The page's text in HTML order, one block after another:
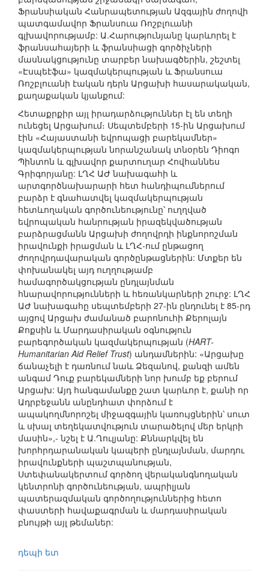
Ֆրանսիական Հանրապետության Ազգային ժողովի
պատգամավոր Ֆրանսուա Ռոշբլուանի
գլխավորությամբ: Ա.Հարությունյանը կարևորել է
ֆրանսահայերի և ֆրանսիացի գործիչների
մասնակցությունը տարբեր նախագծերին, շեշտել
«Էսպեէֆա» կազմակերպության և Ֆրանսուա
Ռոշբլուանի էական դերն Արցախի հասարակական,
քաղաքական կյանքում:
Հետաքրքիր այլ իրադարձություններ էլ են տեղի
ունեցել Արցախում։ Սեպտեմբերի 15-ին Արցախում
էին «Հայաստանի եվրոպացի բարեկամներ»
կազմակերպության նորանշանակ տնօրեն Դիոգո
Պինտոն և գլխավոր քարտուղար Հովհաննես
Գրիգորյանը: ԼՂՀ ԱԺ նախագահի և
արտգործնախարարի հետ հանդիպումներում
բարձր է գնահատվել կազմակերպության
հետևողական գործունեությունը՝ ուղղված
եվրոպական հանրության իրազեկվածության
բարձրացմանն Արցախի ժողովրդի ինքնորոշման
իրավունքի իրացման և ԼՂՀ-ում ընթացող
ժողովրդավարական գործընթացներին: Մտքեր են
փոխանակել այդ ուղղությամբ
համագործակցության ընդլայնման
հնարավորությունների և հեռանկարների շուրջ: ԼՂՀ
ԱԺ նախագահը սեպտեմբերի 27-ին ընդունել է 85-րդ
այցով Արցախ ժամանած բարոնուհի Քերոլայն
Քոքսին և Մարդասիրական օգնություն
բարեգործական կազմակերպության (HART-
Humanitarian Aid Relief Trust) անդամներին: «Արցախը
ճանաչելի է դառնում նաև Ձեզանով, քանզի ամեն
անգամ Դուք բարեկամների նոր խումբ եք բերում
Արցախ: Այդ հանգամանքը շատ կարևոր է, քանի որ
Ադրբեջանն անընդհատ փորձում է
ապակողմնորոշել միջազգային կառույցներին՝ սուտ
և սխալ տեղեկատվություն տարածելով մեր երկրի
մասին»,- նշել է Ա.Ղուլյանը: Քննարկվել են
խորհրդարանական կապերի ընդլայնման, մարդու
իրավունքների պաշտպանության,
Ստեփանակերտում գործող վերականգնողական
կենտրոնի գործունեության, ապրիլյան
պատերազմական գործողություններից հետո
փաստերի հավաքագրման և մարդասիրական
բնույթի այլ թեմաներ:
դեպի ետ